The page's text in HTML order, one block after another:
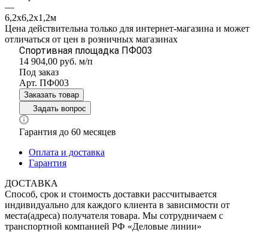
—
6,2х6,2х1,2м
Цена действительна только для интернет-магазина и может
отличаться от цен в розничных магазинах
Спортивная площадка ПФ003
14 904,00 руб. м/п
Под заказ
Арт. ПФ003
Заказать товар
Задать вопрос
Гарантия до 60 месяцев
Оплата и доставка
Гарантия
ДОСТАВКА
Способ, срок и стоимость доставки рассчитывается
индивидуально для каждого клиента в зависимости от
места(адреса) получателя товара. Мы сотрудничаем с
транспортной компанией РФ «Деловые линии»